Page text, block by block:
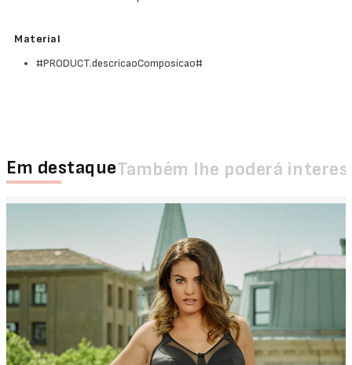
Material
#PRODUCT.descricaoComposicao#
Em destaqueTambém lhe poderá